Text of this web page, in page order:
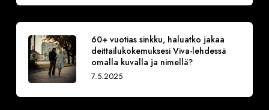
60+ vuotias sinkku, haluatko jakaa
deittailukokemuksesi Viva-lehdessä
omalla kuvalla ja nimellä?
7.5.2025